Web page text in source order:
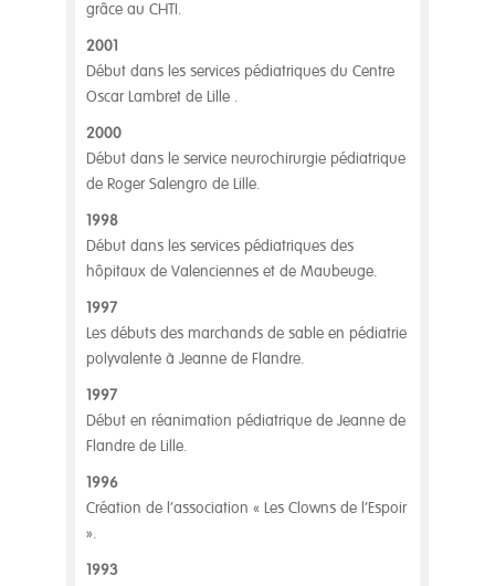
grâce au CHTI.
2001
Début dans les services pédiatriques du Centre
Oscar Lambret de Lille .
2000
Début dans le service neurochirurgie pédiatrique
de Roger Salengro de Lille.
1998
Début dans les services pédiatriques des
hôpitaux de Valenciennes et de Maubeuge.
1997
Les débuts des marchands de sable en pédiatrie
polyvalente à Jeanne de Flandre.
1997
Début en réanimation pédiatrique de Jeanne de
Flandre de Lille.
1996
Création de l’association « Les Clowns de l’Espoir
».
1993